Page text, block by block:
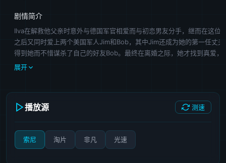
剧情简介
Ilva在解救他父亲时意外与德国军官相爱而与初恋男友分手，继而在这位
之后又同时爱上两个美国军人Jim和Bob，其中Jim还成为她的第一任丈
得到她而不惜谋杀了自己的好友Bob。最终在离婚之际，她才找到真爱，
律师Simon。
展开
播放源 测速
索尼 淘片 非凡 光速